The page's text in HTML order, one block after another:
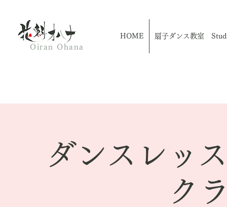
Oiran Ohana
HOME 扇子ダンス教室
ダンスレッ
ク